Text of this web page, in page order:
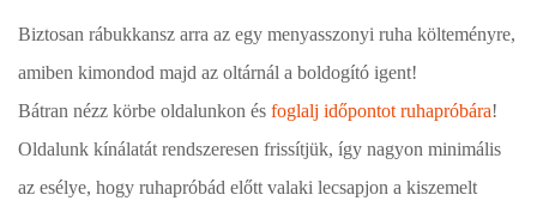
Biztosan rábukkansz arra az egy menyasszonyi ruha költeményre,
amiben kimondod majd az oltárnál a boldogító igent!
Bátran nézz körbe oldalunkon és foglalj időpontot ruhapróbára!
Oldalunk kínálatát rendszeresen frissítjük, így nagyon minimális
az esélye, hogy ruhapróbád előtt valaki lecsapjon a kiszemelt